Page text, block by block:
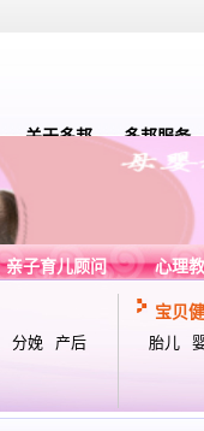
关于多邦 多邦服务
亲子育儿顾问 心理
分娩 产后
宝贝
胎儿